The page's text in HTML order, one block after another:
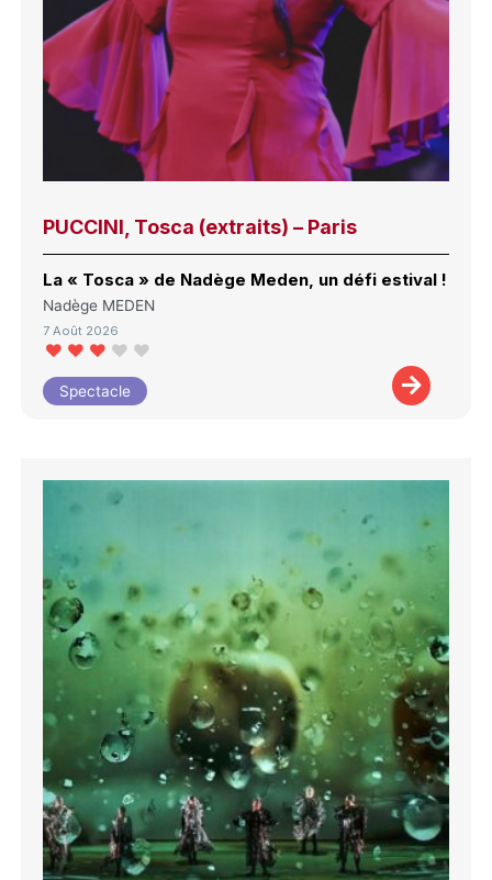
PUCCINI, Tosca (extraits) – Paris
La « Tosca » de Nadège Meden, un défi estival !
Nadège MEDEN
7 Août 2026
Spectacle